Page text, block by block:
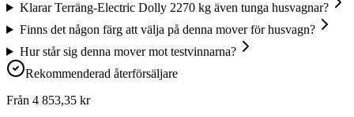
Klarar Terräng-Electric Dolly 2270 kg även tunga husvagnar?
Finns det någon färg att välja på denna mover för husvagn?
Hur står sig denna mover mot testvinnarna?
Rekommenderad återförsäljare
Från 4 853,35 kr